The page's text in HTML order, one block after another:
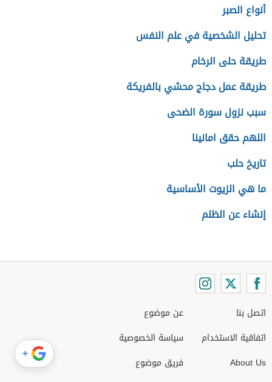
أنواع الصبر
تحليل الشخصية في علم النفس
طريقة حلى الرخام
طريقة عمل دجاج محشي بالفريكة
سبب نزول سورة الضحى
اللهم حقق امانينا
تاريخ حلب
ما هي الزيوت الأساسية
إنشاء عن الظلم
اتصل بنا
اتفاقية الاستخدام
About Us
عن موضوع
سياسة الخصوصية
فريق موضوع
+